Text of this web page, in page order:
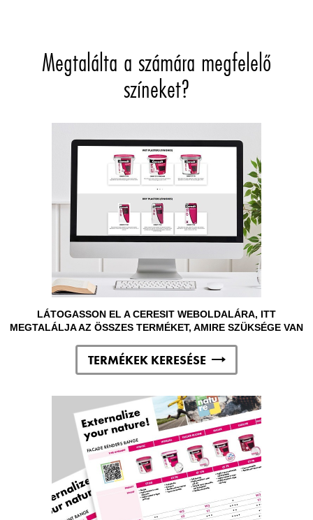
Megtalálta a számára megfelelő
színeket?
LÁTOGASSON EL A CERESIT WEBOLDALÁRA, ITT
MEGTALÁLJA AZ ÖSSZES TERMÉKET, AMIRE SZÜKSÉGE VAN
TERMÉKEK KERESÉSE